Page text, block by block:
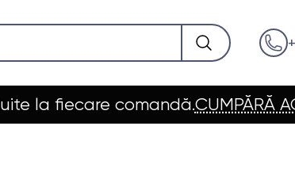
la fiecare comandă.CUMPĂRĂ